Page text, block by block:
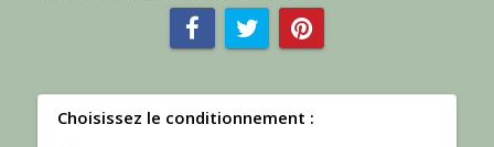
Choisissez le conditionnement :